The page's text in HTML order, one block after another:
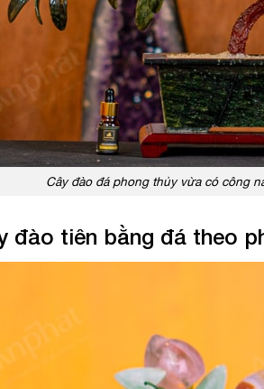
Cây đào đá phong thủy vừa có công
đào tiên bằng đá theo